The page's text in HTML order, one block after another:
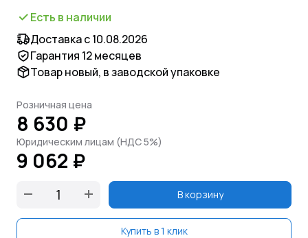
Есть в наличии
Доставка с 10.08.2026
Гарантия 12 месяцев
Товар новый, в заводской упаковке
Розничная цена
8 630 ₽
Юридическим лицам (НДС 5%)
9 062 ₽
В корзину
Купить в 1 клик